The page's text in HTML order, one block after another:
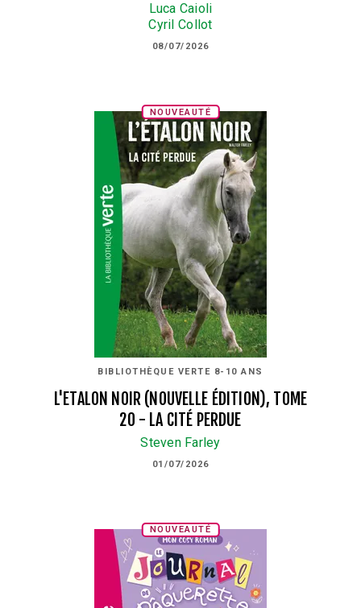
Luca Caioli
Cyril Collot
08/07/2026
NOUVEAUTÉ
BIBLIOTHÈQUE VERTE 8-10 ANS
L'ETALON NOIR (NOUVELLE ÉDITION), TOME
20 - LA CITÉ PERDUE
Steven Farley
01/07/2026
NOUVEAUTÉ